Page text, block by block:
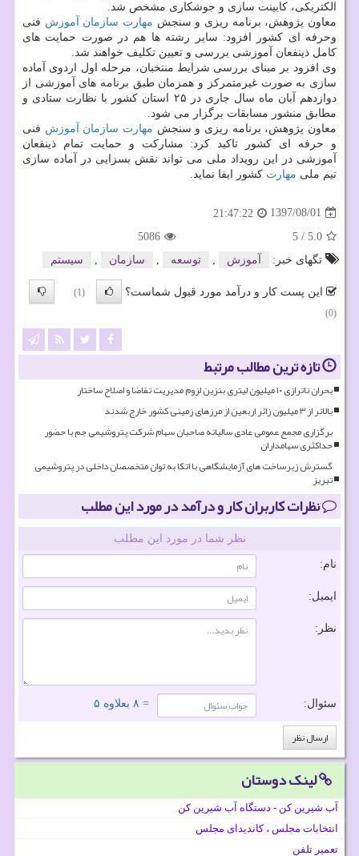
الكتریكی، كابینت سازی و جوشكاری مشخص شد.
معاون پژوهش، برنامه ریزی و سنجش مهارت سازمان آموزش فنی
وحرفه ای كشور افزود: سایر رشته ها هم در صورت حمایت های
كامل ذینفعان آموزشی بررسی و تعیین تكلیف خواهند شد.
وی افزود بر مبنای بررسی شرایط منتخبان، مرحله اول اردوی آماده
سازی به صورت غیرمتمركز و همزمان طبق برنامه های آموزشی از
دوازدهم آبان ماه سال جاری در ۲۵ استان كشور با نظارت ستادی و
مطابق منشور مسابقات برگزار می شود.
معاون پژوهش، برنامه ریزی و سنجش مهارت سازمان آموزش فنی
و حرفه ای كشور تاكید كرد: مشاركت و حمایت تمام ذینفعان
آموزشی در این رویداد ملی می تواند نقش بسزایی در آماده سازی
تیم ملی مهارت كشور ایفا نماید.
1397/08/01
21:47:22
5.0
/
5
5086
تگهای خبر:
آموزش , توسعه , سازمان , سیستم
این پست کار و درآمد مورد قبول شماست؟
(1)
(0)
تازه ترین مطالب مرتبط
بحران ناترازی ۱۰ میلیون لیتری بنزین لزوم مدیریت تقاضا و اصلاح ساختار
بالاتر از ۳ میلیون زائر اربعین از مرزهای زمینی کشور خارج شدند
برگزاری مجمع عمومی عادی سالیانه صاحبان سهام شرکت پتروشیمی جم با حضور
حداکثری سهامداران
گسترش زیرساخت های آزمایشگاهی با اتکا به توان متخصصان داخلی در پتروشیمی
تبریز
نظرات کاربران کار و درآمد در مورد این مطلب
نظر شما در مورد این مطلب
نام:
ایمیل:
نظر:
سئوال: = ۸ بعلاوه ۵
لینک دوستان
آب شیرین کن - دستگاه آب شیرین کن
انتخابات مجلس ، کاندیدای مجلس
تعمیر تلفن